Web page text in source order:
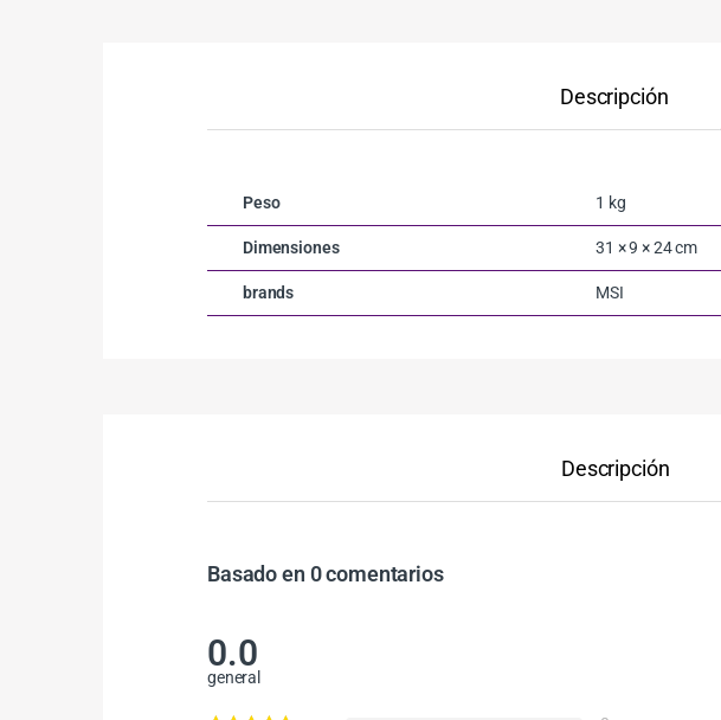
Descripción
Peso 1 kg
Dimensiones 31 × 9 × 24 cm
brands MSI
Descripción
Basado en 0 comentarios
0.0
general